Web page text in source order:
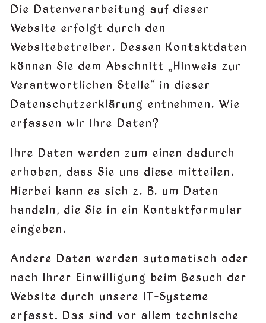
Die Datenverarbeitung auf dieser
Website erfolgt durch den
Websitebetreiber. Dessen Kontaktdaten
können Sie dem Abschnitt „Hinweis zur
Verantwortlichen Stelle“ in dieser
Datenschutzerklärung entnehmen. Wie
erfassen wir Ihre Daten?
Ihre Daten werden zum einen dadurch
erhoben, dass Sie uns diese mitteilen.
Hierbei kann es sich z. B. um Daten
handeln, die Sie in ein Kontaktformular
eingeben.
Andere Daten werden automatisch oder
nach Ihrer Einwilligung beim Besuch der
Website durch unsere IT-Systeme
erfasst. Das sind vor allem technische